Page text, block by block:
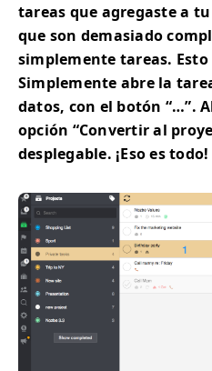
tareas que agregaste a
que son demasiado
simplemente tareas.
Simplemente abre la
datos, con el botón “…”.
opción “Convertir al
desplegable. ¡Eso es todo!